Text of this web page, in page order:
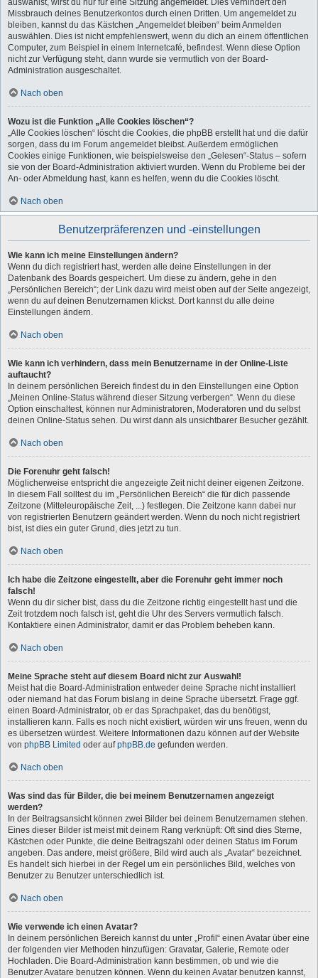
auswählst, wirst du nur für eine Sitzung angemeldet. Dies verhindert den
Missbrauch deines Benutzerkontos durch einen Dritten. Um angemeldet zu
bleiben, kannst du das Kästchen „Angemeldet bleiben“ beim Anmelden
auswählen. Dies ist nicht empfehlenswert, wenn du dich an einem öffentlichen
Computer, zum Beispiel in einem Internetcafé, befindest. Wenn diese Option
nicht zur Verfügung steht, dann wurde sie vermutlich von der Board-
Administration ausgeschaltet.
Nach oben
Wozu ist die Funktion „Alle Cookies löschen“?
„Alle Cookies löschen“ löscht die Cookies, die phpBB erstellt hat und die dafür
sorgen, dass du im Forum angemeldet bleibst. Außerdem ermöglichen
Cookies einige Funktionen, wie beispielsweise den „Gelesen“-Status – sofern
sie von der Board-Administration aktiviert wurden. Wenn du Probleme bei der
An- oder Abmeldung hast, kann es helfen, wenn du die Cookies löscht.
Nach oben
Benutzerpräferenzen und -einstellungen
Wie kann ich meine Einstellungen ändern?
Wenn du dich registriert hast, werden alle deine Einstellungen in der
Datenbank des Boards gespeichert. Um diese zu ändern, gehe in den
„Persönlichen Bereich“; der Link dazu wird meist oben auf der Seite angezeigt,
wenn du auf deinen Benutzernamen klickst. Dort kannst du alle deine
Einstellungen ändern.
Nach oben
Wie kann ich verhindern, dass mein Benutzername in der Online-Liste
auftaucht?
In deinem persönlichen Bereich findest du in den Einstellungen eine Option
„Meinen Online-Status während dieser Sitzung verbergen“. Wenn du diese
Option einschaltest, können nur Administratoren, Moderatoren und du selbst
deinen Online-Status sehen. Du wirst dann als unsichtbarer Besucher gezählt.
Nach oben
Die Forenuhr geht falsch!
Möglicherweise entspricht die angezeigte Zeit nicht deiner eigenen Zeitzone.
In diesem Fall solltest du im „Persönlichen Bereich“ die für dich passende
Zeitzone (Mitteleuropäische Zeit, ...) festlegen. Die Zeitzone kann dabei nur
von registrierten Benutzern geändert werden. Wenn du noch nicht registriert
bist, ist dies ein guter Grund, dies jetzt zu tun.
Nach oben
Ich habe die Zeitzone eingestellt, aber die Forenuhr geht immer noch
falsch!
Wenn du dir sicher bist, dass du die Zeitzone richtig eingestellt hast und die
Zeit trotzdem noch falsch ist, geht die Uhr des Servers vermutlich falsch.
Kontaktiere einen Administrator, damit er das Problem beheben kann.
Nach oben
Meine Sprache steht auf diesem Board nicht zur Auswahl!
Meist hat die Board-Administration entweder deine Sprache nicht installiert
oder niemand hat das Forum bislang in deine Sprache übersetzt. Frage ggf.
einen Board-Administrator, ob er das Sprachpaket, das du benötigst,
installieren kann. Falls es noch nicht existiert, würden wir uns freuen, wenn du
es übersetzen würdest. Weitere Informationen dazu können auf der Website
von phpBB Limited oder aufphpBB.de gefunden werden.
Nach oben
Was sind das für Bilder, die bei meinem Benutzernamen angezeigt
werden?
In der Beitragsansicht können zwei Bilder bei deinem Benutzernamen stehen.
Eines dieser Bilder ist meist mit deinem Rang verknüpft: Oft sind dies Sterne,
Kästchen oder Punkte, die deine Beitragszahl oder deinen Status im Forum
angeben. Das andere, meist größere, Bild wird auch als „Avatar“ bezeichnet.
Es handelt sich hierbei in der Regel um ein persönliches Bild, welches von
Benutzer zu Benutzer unterschiedlich ist.
Nach oben
Wie verwende ich einen Avatar?
In deinem persönlichen Bereich kannst du unter „Profil“ einen Avatar über eine
der folgenden vier Methoden hinzufügen: Gravatar, Galerie, Remote oder
Hochladen. Die Board-Administration kann bestimmen, ob und wie die
Benutzer Avatare benutzen können. Wenn du keinen Avatar benutzen kannst,